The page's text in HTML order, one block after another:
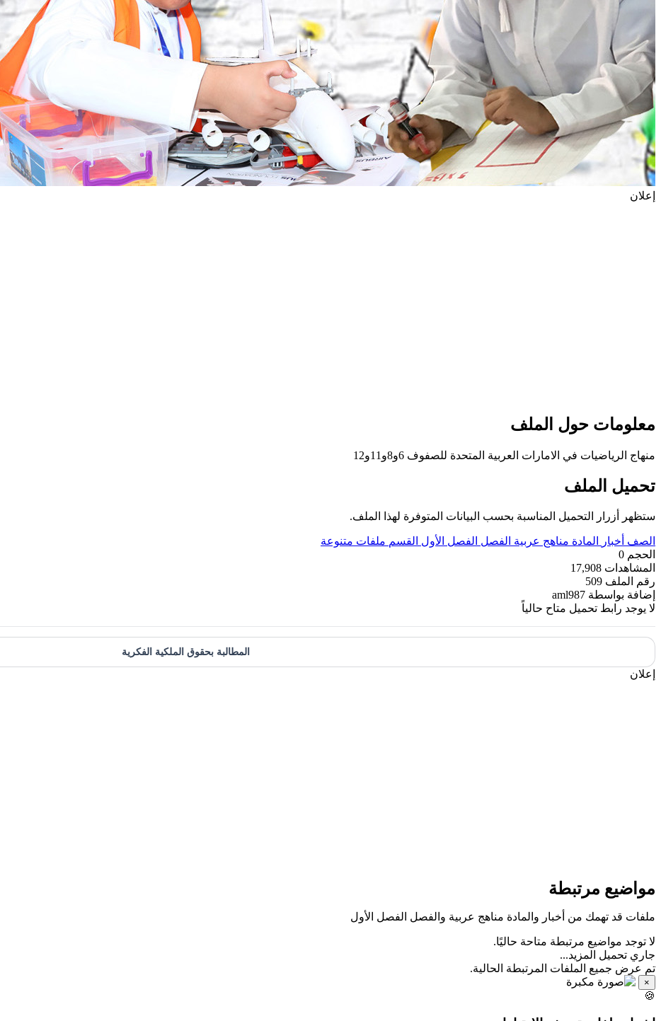
إعلان
معلومات حول الملف
منهاج الرياضيات في الامارات العربية المتحدة للصفوف 6و8و11و12
تحميل الملف
ستظهر أزرار التحميل المناسبة بحسب البيانات المتوفرة لهذا الملف.
الصف أخبار المادة مناهج عربية الفصل الفصل الأول القسم ملفات متنوعة
الحجم 0
المشاهدات 17,908
رقم الملف 509
إضافة بواسطة aml987
لا يوجد رابط تحميل متاح حالياً
المطالبة بحقوق الملكية الفكرية
إعلان
مواضيع مرتبطة
ملفات قد تهمك من أخبار والمادة مناهج عربية والفصل الفصل الأول
لا توجد مواضيع مرتبطة متاحة حاليًا.
جاري تحميل المزيد...
تم عرض جميع الملفات المرتبطة الحالية.
×
🍪